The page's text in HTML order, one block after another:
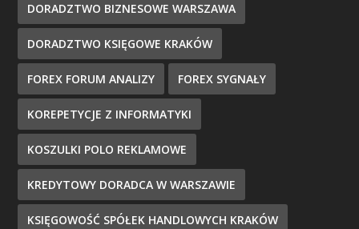
DORADZTWO BIZNESOWE WARSZAWA
DORADZTWO KSIĘGOWE KRAKÓW
FOREX FORUM ANALIZY FOREX SYGNAŁY
KOREPETYCJE Z INFORMATYKI
KOSZULKI POLO REKLAMOWE
KREDYTOWY DORADCA W WARSZAWIE
KSIĘGOWOŚĆ SPÓŁEK HANDLOWYCH KRAKÓW